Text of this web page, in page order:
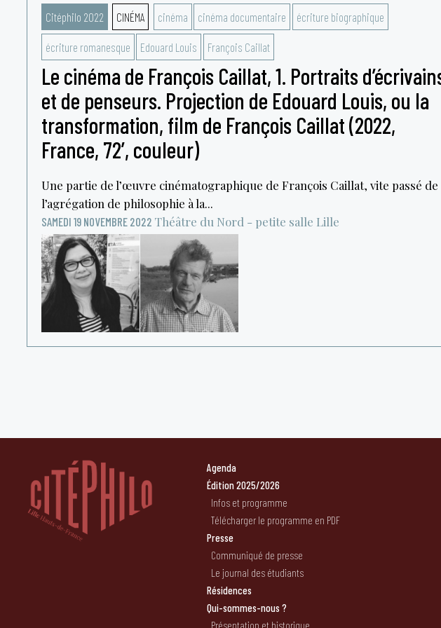
Citéphilo 2022 CINÉMA cinéma cinéma documentaire écriture biographique
écriture romanesque Edouard Louis François Caillat
Le cinéma de François Caillat, 1. Portraits
et de penseurs. Projection de Edouard Louis, ou la
transformation, film de François Caillat (2022,
France, 72’, couleur)
Une partie de l’œuvre cinématographique de François Caillat, vite passé de
l’agrégation de philosophie à la...
SAMEDI 19 NOVEMBRE 2022 Théâtre du Nord - petite salle Lille
Agenda
Édition 2025/2026
Infos et programme
Télécharger le programme en PDF
Presse
Communiqué de presse
Le journal des étudiants
Résidences
Qui-sommes-nous ?
Présentation et historique